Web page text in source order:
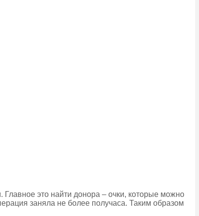
это найти донора – очки, которые можно
заняла не более получаса. Таким образом